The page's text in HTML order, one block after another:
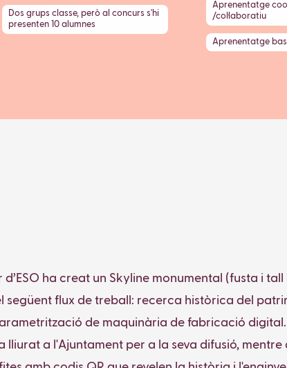
Dos grups classe, però al concurs s'hi
presenten 10 alumnes
Aprenentatge
/col·laboratiu
Aprenentatge
ha creat un Skyline monumental (fusta i tall
següent flux de treball: recerca històrica del
de maquinària de fabricació
a l'Ajuntament per a la seva difusió, mentre